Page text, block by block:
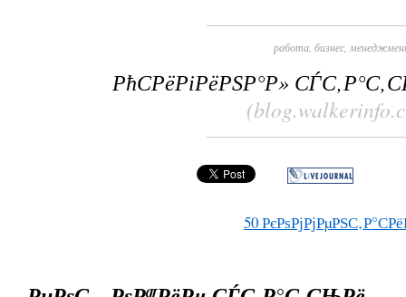
работа, бизнес,
РћСРёРіРёРЅР°Р»
50